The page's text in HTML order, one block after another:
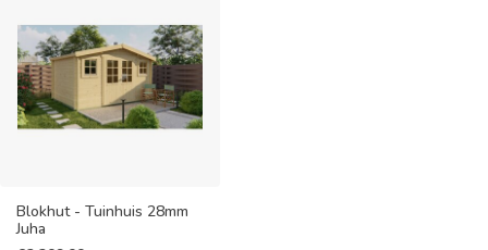
Blokhut - Tuinhuis 28mm
Juha